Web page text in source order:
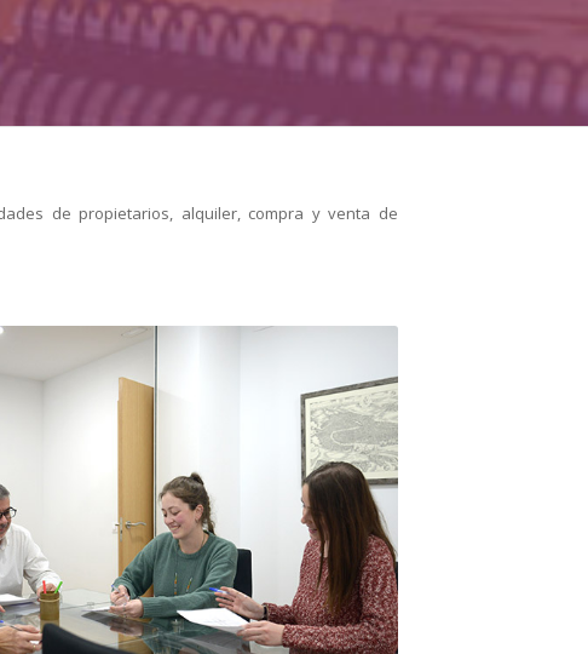
de propietarios, alquiler, compra y venta de